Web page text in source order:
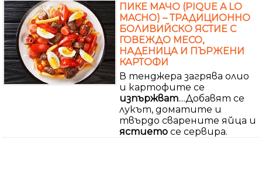
ПИКЕ МАЧО (PIQUE A LO
MACHО) – ТРАДИЦИОННО
БОЛИВИЙСКО ЯСТИЕ С
ГОВЕЖДО МЕСО,
НАДЕНИЦА И ПЪРЖЕНИ
КАРТОФИ
В тенджера загрява олио
и картофите се
изпържват....Добавят се
лукът, доматите и
твърдо сварените яйца и
ястието се сервира.